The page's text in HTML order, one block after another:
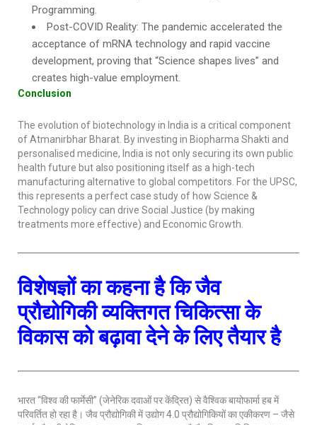
Programming.
Post-COVID Reality: The pandemic accelerated the
acceptance of mRNA technology and rapid vaccine
development, proving that “Science shapes lives” and
creates high-value employment.
Conclusion
The evolution of biotechnology in India is a critical component
of Atmanirbhar Bharat. By investing in Biopharma Shakti and
personalised medicine, India is not only securing its own public
health future but also positioning itself as a high-tech
manufacturing alternative to global competitors. For the UPSC,
this represents a perfect case study of how Science &
Technology policy can drive Social Justice (by making
treatments more effective) and Economic Growth.
विशेषज्ञों का कहना है कि जैव
प्रौद्योगिकी व्यक्तिगत चिकित्सा के
विकास को बढ़ावा देने के लिए तैयार है
भारत “विश्व की फार्मेसी” (जेनेरिक दवाओं पर केंद्रित) से वैश्विक बायोफार्मा हब में
परिवर्तित हो रहा है। जैव प्रौद्योगिकी में उद्योग 4.0 प्रौद्योगिकियों का एकीकरण – जैसे